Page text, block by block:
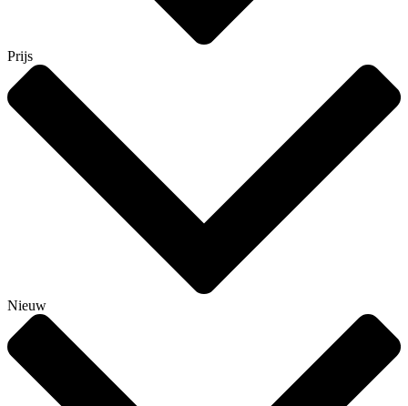
Prijs
Nieuw